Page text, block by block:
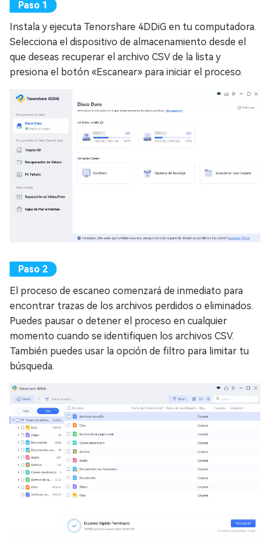
Instala y ejecuta Tenorshare 4DDiG en tu computadora.
Selecciona el dispositivo de almacenamiento desde el
que deseas recuperar el archivo CSV de la lista y
presiona el botón «Escanear» para iniciar el proceso.
El proceso de escaneo comenzará de inmediato para
encontrar trazas de los archivos perdidos o eliminados.
Puedes pausar o detener el proceso en cualquier
momento cuando se identifiquen los archivos CSV.
También puedes usar la opción de filtro para limitar tu
búsqueda.